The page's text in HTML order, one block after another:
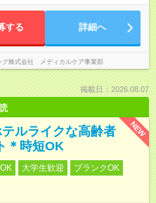
する 詳細へ
グ株式会社 メディカルケア事業部
掲載日：2026.08.07
NEW
テルライクな高齢者
＊時短OK
大学生歓迎
ブランクOK